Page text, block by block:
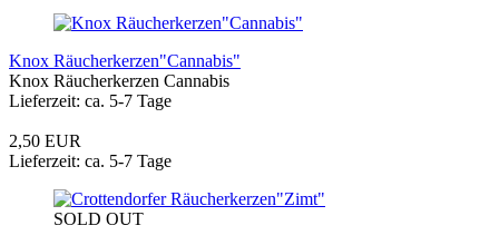
Knox Räucherkerzen"Cannabis"
Knox Räucherkerzen Cannabis
Lieferzeit: ca. 5-7 Tage
2,50 EUR
Lieferzeit: ca. 5-7 Tage
SOLD OUT